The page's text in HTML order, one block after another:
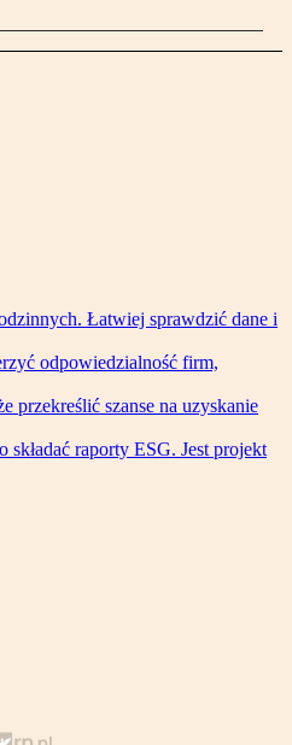
Łatwiej sprawdzić dane i
odpowiedzialność firm,
przekreślić szanse na uzyskanie
składać raporty ESG. Jest projekt